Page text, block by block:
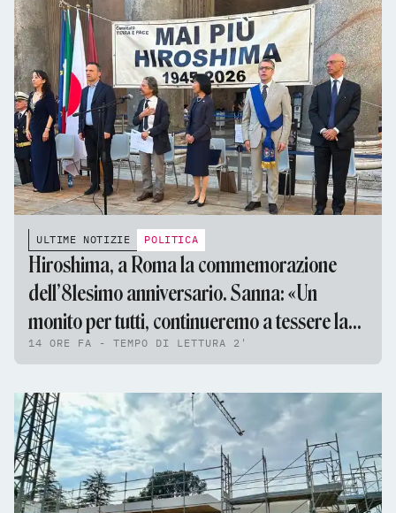
ULTIME NOTIZIE POLITICA
Hiroshima, a Roma la commemorazione
dell’81esimo anniversario. Sanna: «Un
monito per tutti, continueremo a tessere la
tela della pace»
14 ORE FA - TEMPO DI LETTURA 2'